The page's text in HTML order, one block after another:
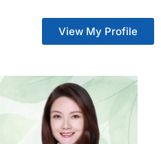
View My Profile